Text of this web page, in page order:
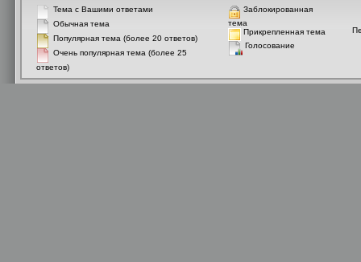
Тема с Вашими ответами
Обычная тема
Популярная тема (более 20 ответов)
Очень популярная тема (более 25
ответов)
Заблокированная
тема
Прикрепленная тема
Голосование